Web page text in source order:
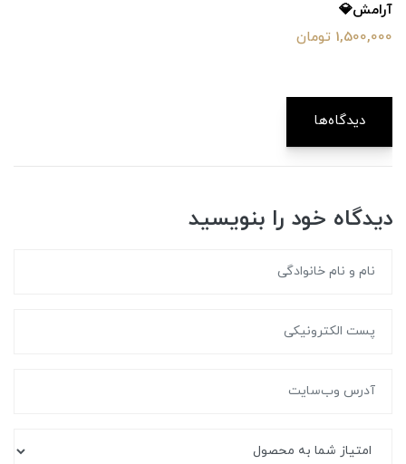
آرامش💎
1,500,000 تومان
دیدگاه‌ها
دیدگاه خود را بنویسید